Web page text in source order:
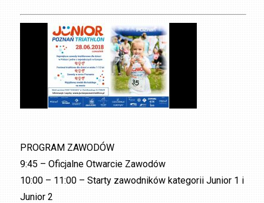
PROGRAM ZAWODÓW
9:45 – Oficjalne Otwarcie Zawodów
10:00 – 11:00 – Starty zawodników kategorii Junior 1 i
Junior 2